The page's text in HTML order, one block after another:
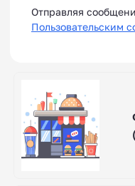
Отправляя
Пользовательским